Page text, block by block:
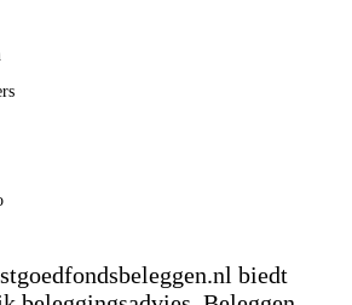
biedt